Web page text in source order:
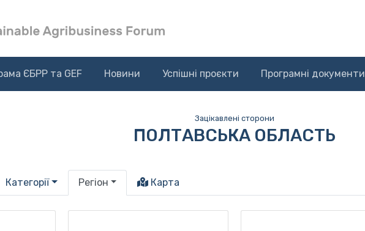
ЄБРР та GEF Новини Успішні проєкти Програмні документи
Зацікавлені сторони
ПОЛТАВСЬКА ОБЛАСТЬ
Категорії Регіон Карта